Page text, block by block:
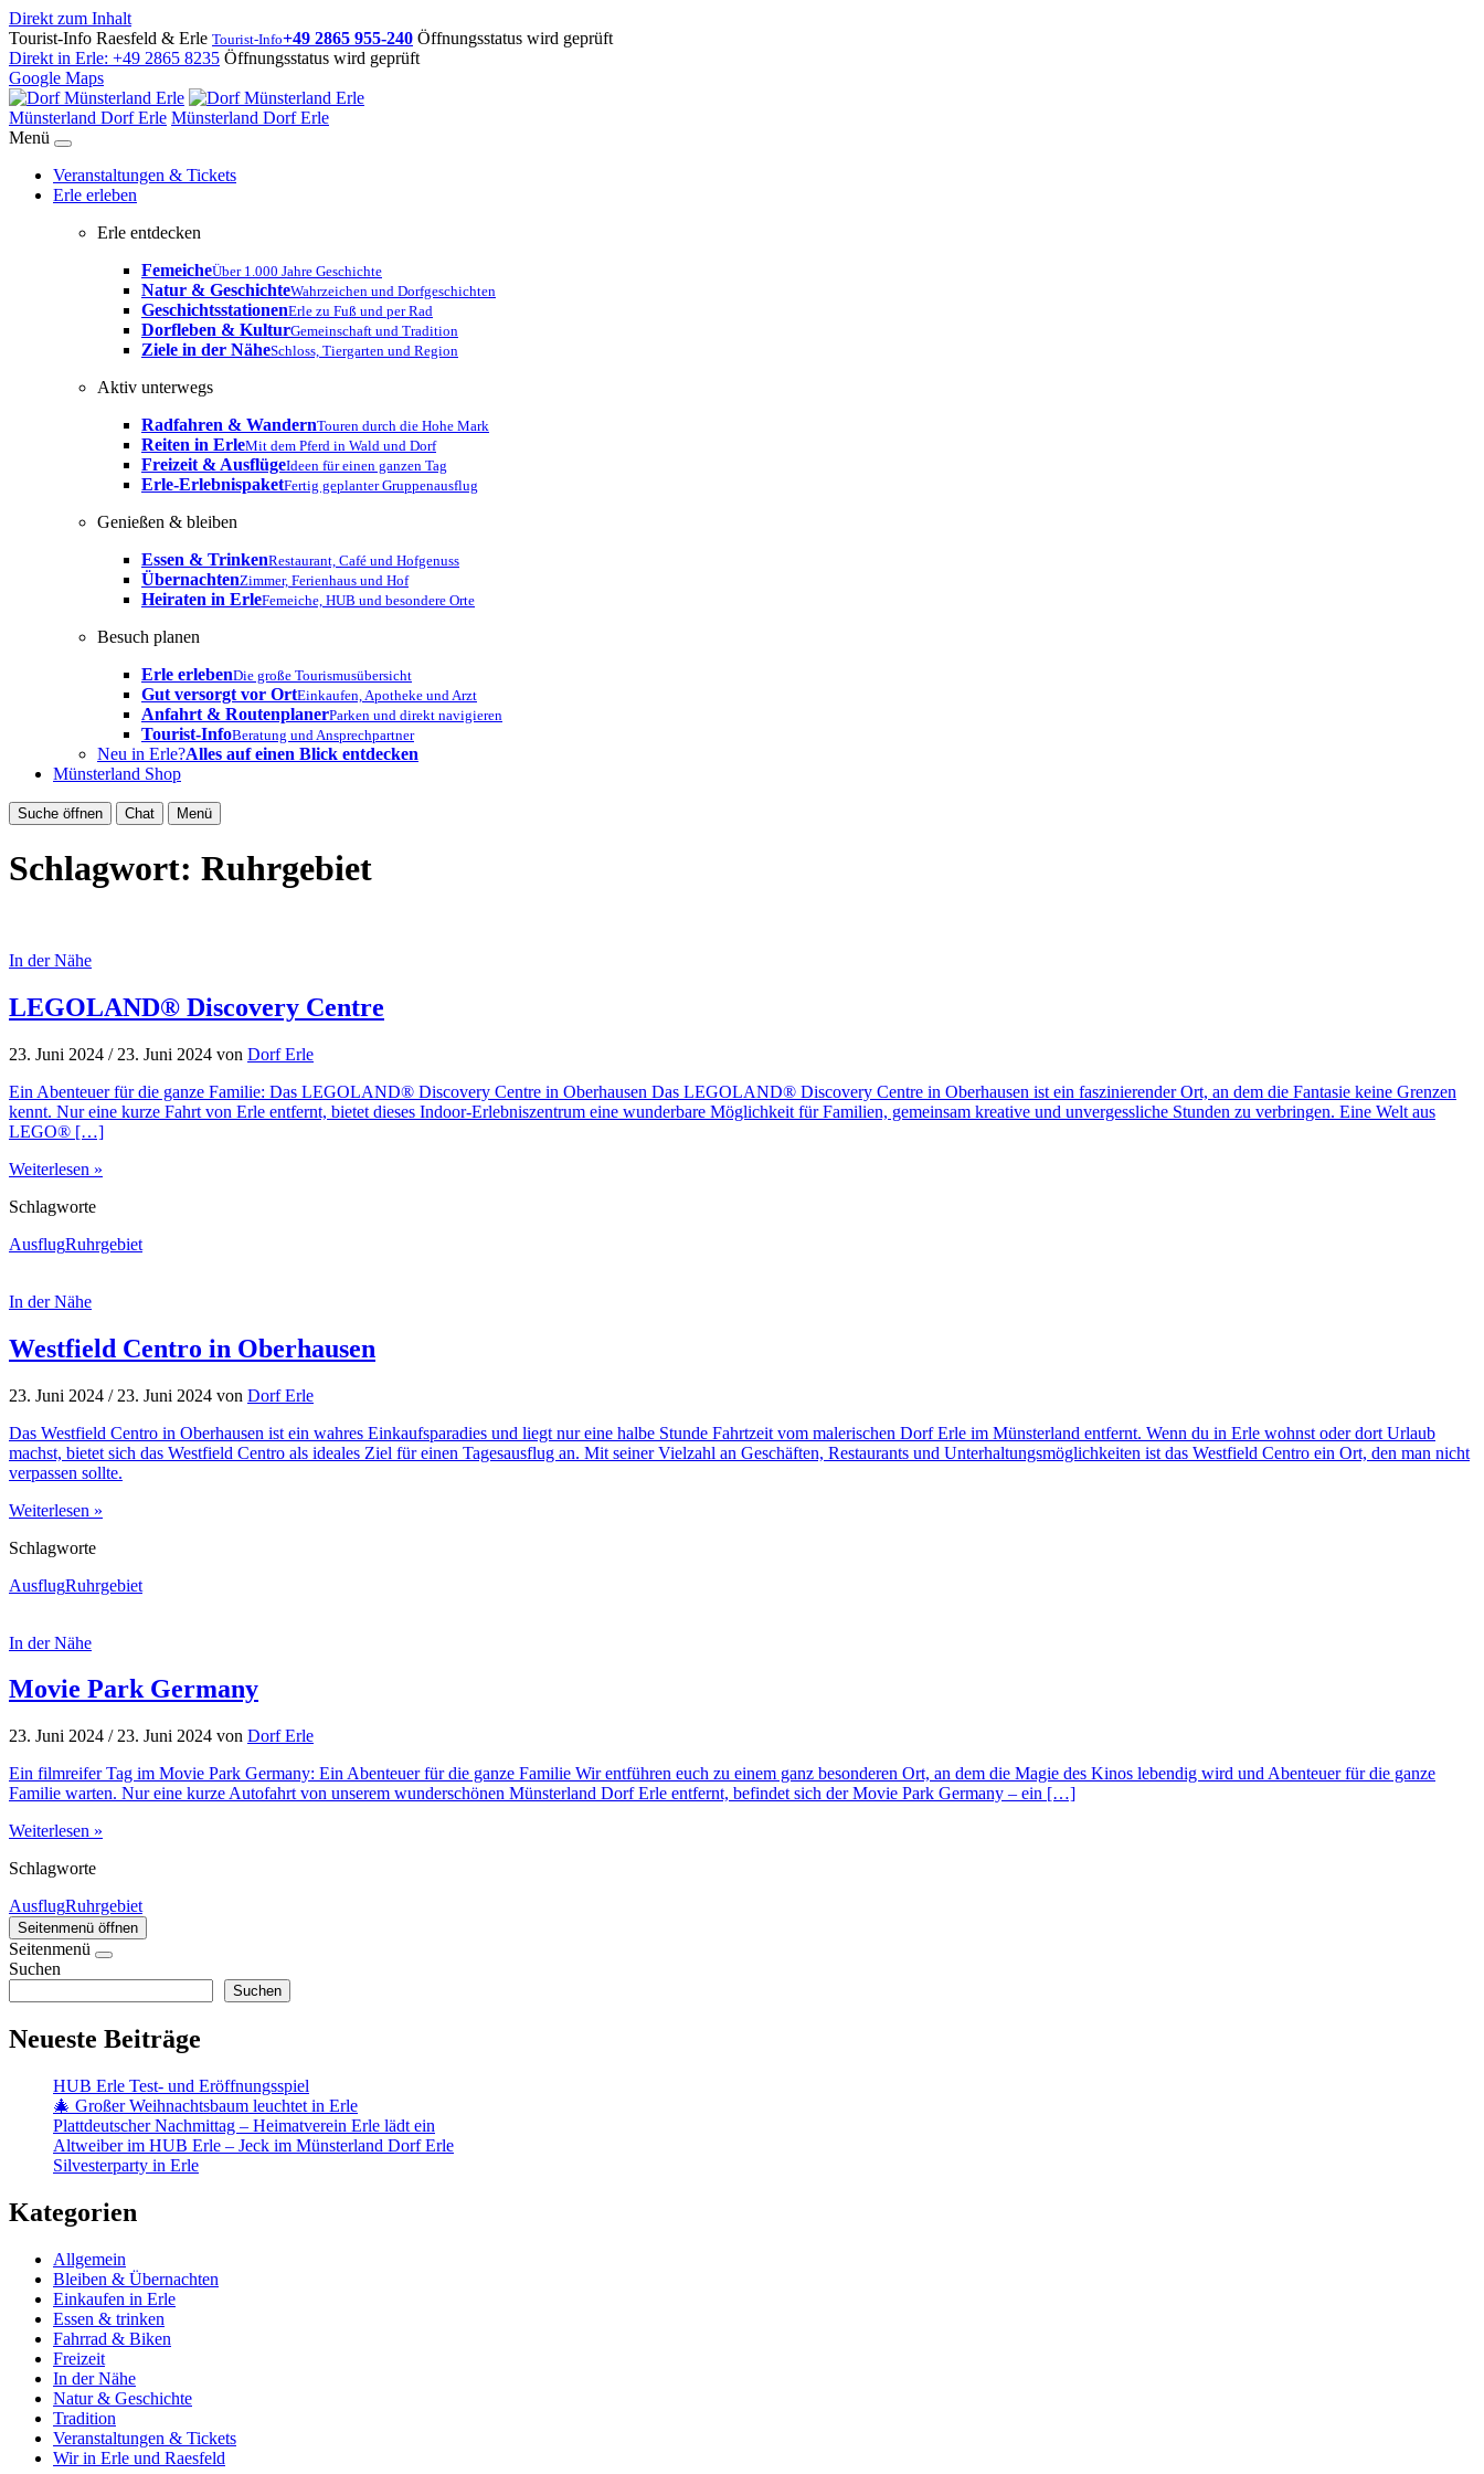
Direkt zum Inhalt
Tourist-Info Raesfeld & Erle Tourist-Info+49 2865 955-240 Öffnungsstatus wird geprüft
Direkt in Erle: +49 2865 8235 Öffnungsstatus wird geprüft
Google Maps
Münsterland Dorf Erle Münsterland Dorf Erle
Menü
Veranstaltungen & Tickets
Erle erleben
Erle entdecken
FemeicheÜber 1.000 Jahre Geschichte
Natur & GeschichteWahrzeichen und Dorfgeschichten
GeschichtsstationenErle zu Fuß und per Rad
Dorfleben & KulturGemeinschaft und Tradition
Ziele in der NäheSchloss, Tiergarten und Region
Aktiv unterwegs
Radfahren & WandernTouren durch die Hohe Mark
Reiten in ErleMit dem Pferd in Wald und Dorf
Freizeit & AusflügeIdeen für einen ganzen Tag
Erle-ErlebnispaketFertig geplanter Gruppenausflug
Genießen & bleiben
Essen & TrinkenRestaurant, Café und Hofgenuss
ÜbernachtenZimmer, Ferienhaus und Hof
Heiraten in ErleFemeiche, HUB und besondere Orte
Besuch planen
Erle erlebenDie große Tourismusübersicht
Gut versorgt vor OrtEinkaufen, Apotheke und Arzt
Anfahrt & RoutenplanerParken und direkt navigieren
Tourist-InfoBeratung und Ansprechpartner
Neu in Erle?Alles auf einen Blick entdecken
Münsterland Shop
Suche öffnen Chat Menü
Schlagwort: Ruhrgebiet
In der Nähe
LEGOLAND® Discovery Centre
23. Juni 2024 / 23. Juni 2024 von Dorf Erle
Ein Abenteuer für die ganze Familie: Das LEGOLAND® Discovery Centre in Oberhausen Das LEGOLAND® Discovery Centre in Oberhausen ist ein faszinierender Ort, an dem die Fantasie keine Grenzen
kennt. Nur eine kurze Fahrt von Erle entfernt, bietet dieses Indoor-Erlebniszentrum eine wunderbare Möglichkeit für Familien, gemeinsam kreative und unvergessliche Stunden zu verbringen. Eine Welt aus
LEGO® […]
Weiterlesen »
Schlagworte
AusflugRuhrgebiet
In der Nähe
Westfield Centro in Oberhausen
23. Juni 2024 / 23. Juni 2024 von Dorf Erle
Das Westfield Centro in Oberhausen ist ein wahres Einkaufsparadies und liegt nur eine halbe Stunde Fahrtzeit vom malerischen Dorf Erle im Münsterland entfernt. Wenn du in Erle wohnst oder dort Urlaub
machst, bietet sich das Westfield Centro als ideales Ziel für einen Tagesausflug an. Mit seiner Vielzahl an Geschäften, Restaurants und Unterhaltungsmöglichkeiten ist das Westfield Centro ein Ort, den man nicht
verpassen sollte.
Weiterlesen »
Schlagworte
AusflugRuhrgebiet
In der Nähe
Movie Park Germany
23. Juni 2024 / 23. Juni 2024 von Dorf Erle
Ein filmreifer Tag im Movie Park Germany: Ein Abenteuer für die ganze Familie Wir entführen euch zu einem ganz besonderen Ort, an dem die Magie des Kinos lebendig wird und Abenteuer für die ganze
Familie warten. Nur eine kurze Autofahrt von unserem wunderschönen Münsterland Dorf Erle entfernt, befindet sich der Movie Park Germany – ein […]
Weiterlesen »
Schlagworte
AusflugRuhrgebiet
Seitenmenü öffnen
Seitenmenü
Suchen
Suchen
Neueste Beiträge
HUB Erle Test- und Eröffnungsspiel
🎄 Großer Weihnachtsbaum leuchtet in Erle
Plattdeutscher Nachmittag – Heimatverein Erle lädt ein
Altweiber im HUB Erle – Jeck im Münsterland Dorf Erle
Silvesterparty in Erle
Kategorien
Allgemein
Bleiben & Übernachten
Einkaufen in Erle
Essen & trinken
Fahrrad & Biken
Freizeit
In der Nähe
Natur & Geschichte
Tradition
Veranstaltungen & Tickets
Wir in Erle und Raesfeld